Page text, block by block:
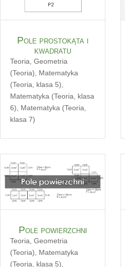
Pole prostokąta i
kwadratu
Teoria, Geometria
(Teoria), Matematyka
(Teoria, klasa 5),
Matematyka (Teoria, klasa
6), Matematyka (Teoria,
klasa 7)
Pole powierzchni
Teoria Geometria
(Teoria)
Matematyka
(Teoria, klasa 5)